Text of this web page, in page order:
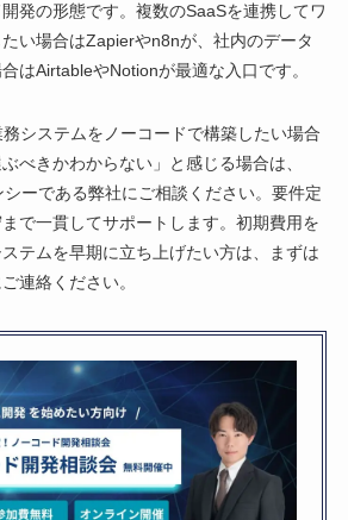
発の形態です。複数のSaaSを連携してワ
い場合はZapierやn8nが、社内のデータ
はAirtableやNotionが最適な入口です。
システムをノーコードで構築したい場合
べきかわからない」と感じる場合は、
ーである弊社にご相談ください。要件定
で一貫してサポートします。初期費用を
テムを早期に立ち上げたい方は、まずは
連絡ください。